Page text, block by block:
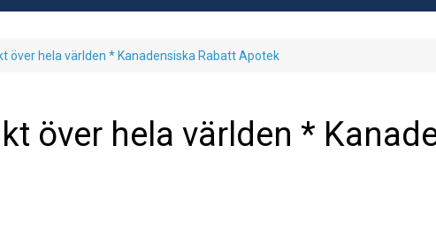
FEM CUT
CCT – Bauru
över hela världen * Kanadensiska Rabatt Apotek
över hela världen *